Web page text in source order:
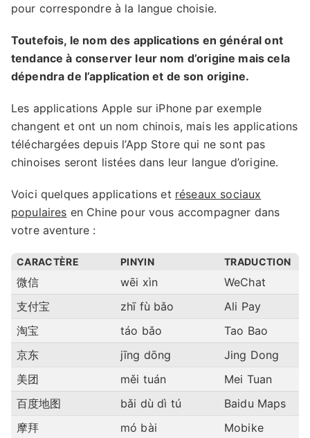
pour correspondre à la langue choisie.
Toutefois, le nom des applications en général ont
tendance à conserver leur nom d’origine mais cela
dépendra de l’application et de son origine.
Les applications Apple sur iPhone par exemple
changent et ont un nom chinois, mais les applications
téléchargées depuis l’App Store qui ne sont pas
chinoises seront listées dans leur langue d’origine.
Voici quelques applications et réseaux sociaux
populaires en Chine pour vous accompagner dans
votre aventure :
CARACTÈRE PINYIN TRADUCTION
微信 wēi xìn
WeChat
支付宝
zhī fù bǎo
Ali Pay
淘宝
táo bǎo
Tao Bao
京东
jīng dōng
Jing Dong
美团
měi tuán
Mei Tuan
百度地图
bǎi dù dì tú
Baidu Maps
摩拜
mó bài Mobike